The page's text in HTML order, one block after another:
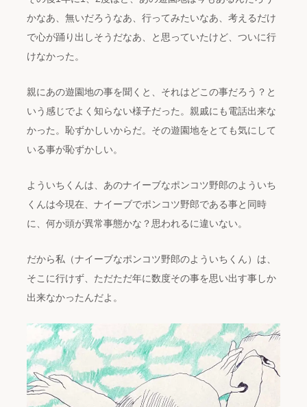
かなあ、無いだろうなあ、行ってみたいなあ、考えるだけ
で心が踊り出しそうだなあ、と思っていたけど、ついに行
けなかった。
親にあの遊園地の事を聞くと、それはどこの事だろう？と
いう感じでよく知らない様子だった。親戚にも電話出来な
かった。恥ずかしいからだ。その遊園地をとても気にして
いる事が恥ずかしい。
よういちくんは、あのナイーブなポンコツ野郎のよういち
くんは今現在、ナイーブでポンコツ野郎である事と同時
に、何か頭が異常事態かな？思われるに違いない。
だから私（ナイーブなポンコツ野郎のよういちくん）は、
そこに行けず、ただただ年に数度その事を思い出す事しか
出来なかったんだよ。